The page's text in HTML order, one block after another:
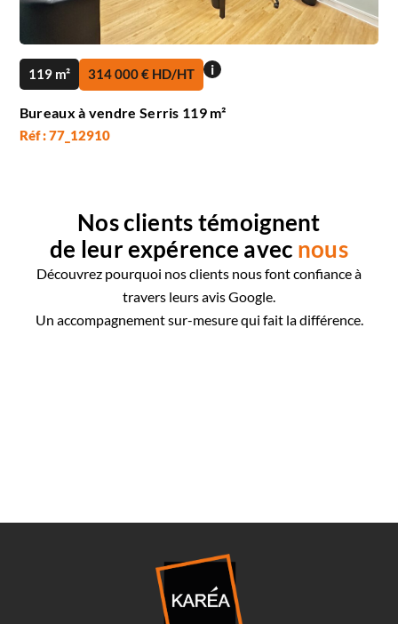
119 m² 314 000 € HD/HT i
Bureaux à vendre Serris 119 m²
Réf : 77_12910
Nos clients témoignent
de leur expérence avec nous
Découvrez pourquoi nos clients nous font confiance à
travers leurs avis Google.
Un accompagnement sur-mesure qui fait la différence.